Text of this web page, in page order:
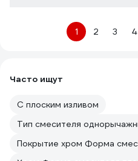
1 2 3 4
Часто ищут
С плоским изливом
Покрытие хром Форма